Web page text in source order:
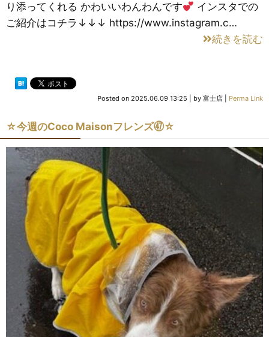
り添ってくれる かわいいわんわんです
インスタでの
ご紹介はコチラ↓↓↓ https://www.instagram.c…
続きを読む
Posted on 2025.06.09 13:25 by 富士店 Perma Link
☆今週のCoco Maisonフレンズ㊼☆